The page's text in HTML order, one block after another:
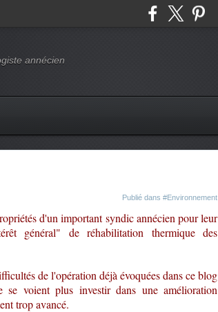
annécien
Publié dans #Environnement
d'un important syndic annécien pour leur
général" de réhabilitation thermique des
de l'opération déjà évoquées dans ce blog
voient plus investir dans une amélioration
trop avancé.